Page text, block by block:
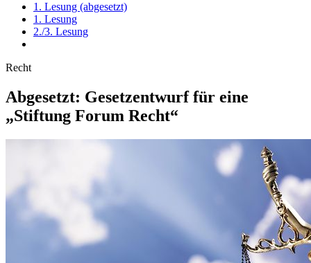
1. Lesung (abgesetzt)
1. Lesung
2./3. Lesung
Recht
Abgesetzt: Gesetz­ent­wurf für eine
„Stiftung Forum Recht“